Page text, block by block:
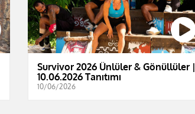
Survivor 2026 Ünlüler & Gönüllüler |
10.06.2026 Tanıtımı
10/06/2026